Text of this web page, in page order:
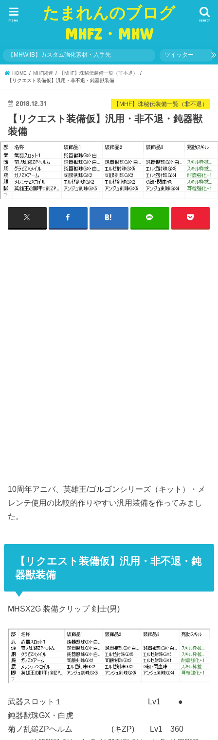
たまれんのブログ
MHFZ・MHW
search
menu
【MHW:IB】カスタム強化素材・入手先 ツイッター
HOME MHF関連
【MHF】珠秘伝装備一覧（非不退）
【リクエスト装備仮】汎用・非不退・鈍器獣装備
【MHF】珠秘伝装備一覧（非不退）
2018.12.31
【リクエスト装備仮】汎用・非不退・鈍器獣
装備
10周年アニバ、英雄王/ゴルゴンシリーズ（キット）・メ
レンテ使用の比較的作りやすい汎用装備を作ってみまし
た。
【リクエスト装備仮】汎用・非不退・鈍
器獣装備
MHSX2G 装備クリップ 剣士(男)
武器スロット１ Lv1 ●
鈍器獣珠GX・白虎
菊ノ乱鎚ZPヘルム (キZP) Lv1 360